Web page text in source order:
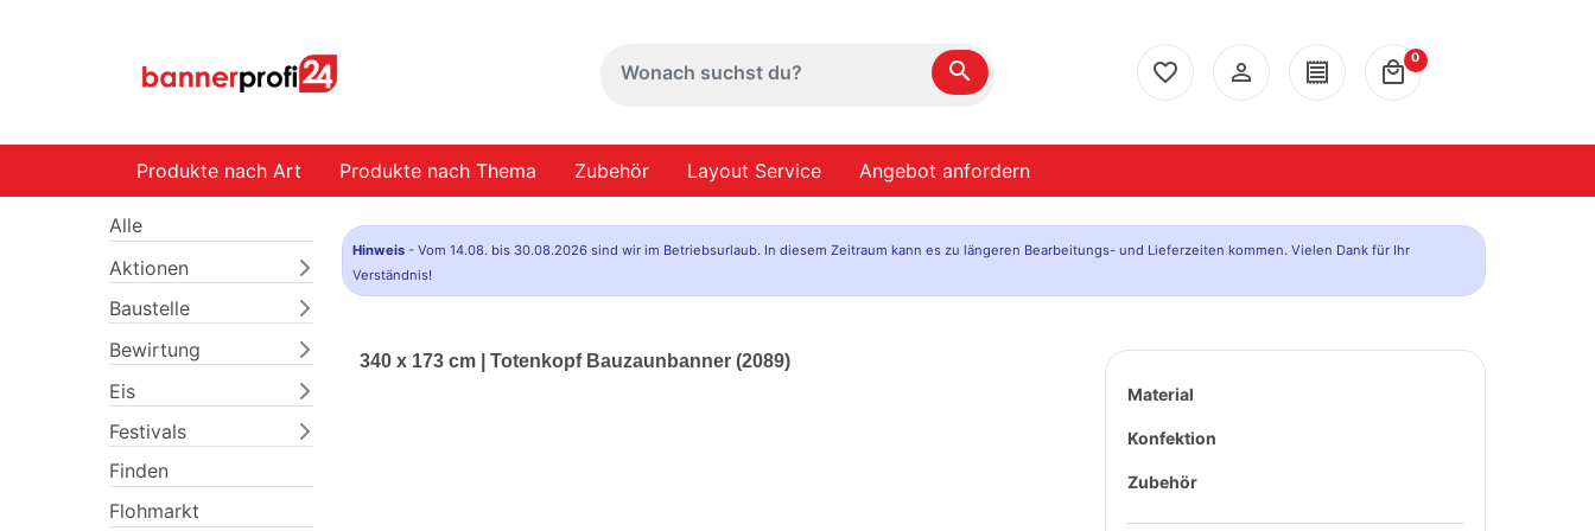
search favorite_border person_outline receipt local_mall
0
Produkte nach Art Produkte nach Thema Zubehör Layout Service Angebot anfordern
Alle
Aktionen
Baustelle
Bewirtung
Eis
Festivals
Finden
Flohmarkt
Hinweis - Vom 14.08. bis 30.08.2026 sind wir im Betriebsurlaub. In diesem Zeitraum kann es zu längeren Bearbeitungs- und Lieferzeiten kommen. Vielen Dank für Ihr
Verständnis!
340 x 173 cm | Totenkopf Bauzaunbanner (2089)
Material
Konfektion
Zubehör